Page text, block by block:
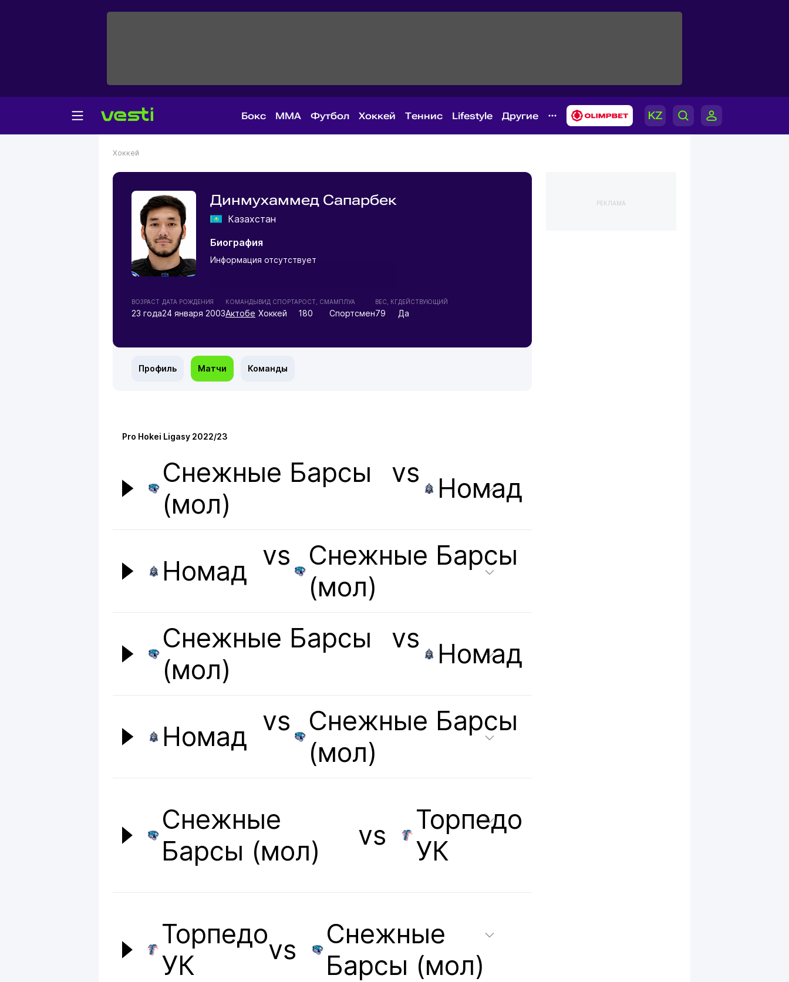
Бокс MMA Футбол Хоккей Теннис Lifestyle Другие
Хоккей
Динмухаммед Сапарбек
Казахстан
Биография
Информация отсутствует
ВОЗРАСТ
23 года
ДАТА РОЖДЕНИЯ
24 января 2003
КОМАНДЫ
Актобе
ВИД СПОРТА
Хоккей
РОСТ, СМ
180
АМПЛУА
Спортсмен
ВЕС, КГ
79
ДЕЙСТВУЮЩИЙ
Да
Профиль Матчи Команды
Pro Hokei Ligasy 2022/23
Снежные Барсы
(мол)
vs Номад
Номад vs
Снежные Барсы
(мол)
Снежные Барсы
(мол)
vs Номад
Номад vs
Снежные Барсы
(мол)
Снежные
Барсы (мол)
vs
Торпедо
УК
Торпедо
УК
vs
Снежные
Барсы (мол)
РЕКЛАМА